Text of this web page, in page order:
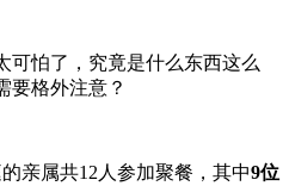
怕了，究竟是什么东西这么
要格外注意？
属共12人参加聚餐，其中9位